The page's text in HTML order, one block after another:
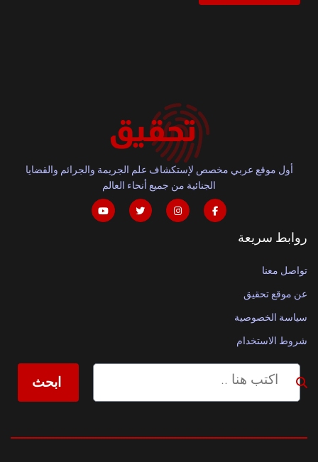
أول موقع عربي مخصص لإستكشاف علم الجريمة والجرائم والقضايا
الجنائية من جميع أنحاء العالم
روابط سريعة
تواصل معنا
عن موقع تحقيق
سياسة الخصوصية
شروط الاستخدام
ابحث